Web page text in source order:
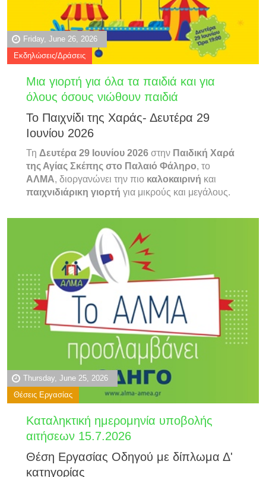
Friday, June 26, 2026
Εκδηλώσεις/Δράσεις
Μια γιορτή για όλα τα παιδιά και για
όλους όσους νιώθουν παιδιά
Το Παιχνίδι της Χαράς- Δευτέρα 29
Ιουνίου 2026
Τη Δευτέρα 29 Ιουνίου 2026 στην Παιδική Χαρά
της Αγίας Σκέπης στο Παλαιό Φάληρο, το
ΑΛΜΑ, διοργανώνει την πιο καλοκαιρινή και
παιχνιδιάρικη γιορτή για μικρούς και μεγάλους.
Thursday, June 25, 2026
Θέσεις Εργασίας
Καταληκτική ημερομηνία υποβολής
αιτήσεων 15.7.2026
Θέση Εργασίας Οδηγού με δίπλωμα Δ'
κατηγορίας